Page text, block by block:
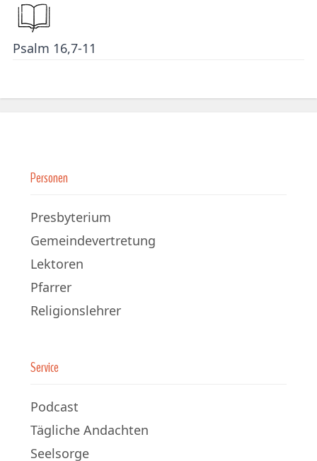
Psalm 16,7-11
Personen
Presbyterium
Gemeindevertretung
Lektoren
Pfarrer
Religionslehrer
Service
Podcast
Tägliche Andachten
Seelsorge